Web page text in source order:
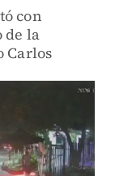
con
de la
Carlos